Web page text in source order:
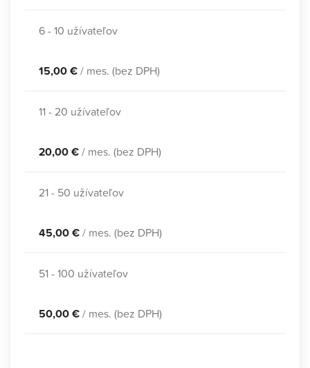
6 - 10 užívateľov
15,00 €/ mes. (bez DPH)
11 - 20 užívateľov
20,00 €/ mes. (bez DPH)
21 - 50 užívateľov
45,00 €/ mes. (bez DPH)
51 - 100 užívateľov
50,00 €/ mes. (bez DPH)